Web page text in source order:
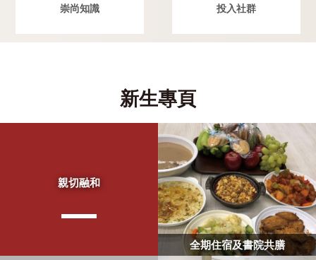
崇尚知識 投入社群
新生專頁
親切融和
全期住宿及書院共膳